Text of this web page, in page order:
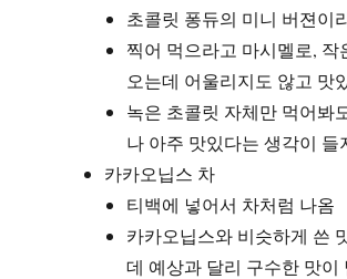
초콜릿 퐁듀의 미니 버젼이
찍어 먹으라고 마시멜로, 작
오는데 어울리지도 않고 맛
녹은 초콜릿 자체만 먹어봐
나 아주 맛있다는 생각이 들
카카오닙스 차
티백에 넣어서 차처럼 나옴
카카오닙스와 비슷하게 쓴
데 예상과 달리 구수한 맛이